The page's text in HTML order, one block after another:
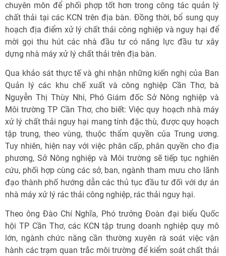
chuyên môn để phối phợp tốt hơn trong công tác quản lý
chất thải tại các KCN trên địa bàn. Đồng thời, bổ sung quy
hoạch địa điểm xử lý chất thải công nghiệp và nguy hại để
mời gọi thu hút các nhà đầu tư có năng lực đầu tư xây
dựng nhà máy xử lý chất thải trên địa bàn.
Qua khảo sát thực tế và ghi nhận những kiến nghị của Ban
Quản lý các khu chế xuất và công nghiệp Cần Thơ, bà
Nguyễn Thị Thùy Nhi, Phó Giám đốc Sở Nông nghiệp và
Môi trường TP Cần Thơ, cho biết: Việc quy hoạch nhà máy
xử lý chất thải nguy hại mang tính đặc thù, được quy hoạch
tập trung, theo vùng, thuộc thẩm quyền của Trung ương.
Tuy nhiên, hiện nay với việc phân cấp, phân quyền cho địa
phương, Sở Nông nghiệp và Môi trường sẽ tiếp tục nghiên
cứu, phối hợp cùng các sở, ban, ngành tham mưu cho lãnh
đạo thành phố hướng dẫn các thủ tục đầu tư đối với dự án
nhà máy xử lý rác thải công nghiệp, rác thải nguy hại.
Theo ông Đào Chí Nghĩa, Phó trưởng Đoàn đại biểu Quốc
hội TP Cần Thơ, các KCN tập trung doanh nghiệp quy mô
lớn, ngành chức năng cần thường xuyên rà soát việc vận
hành các trạm quan trắc môi trường để kiểm soát chất thải